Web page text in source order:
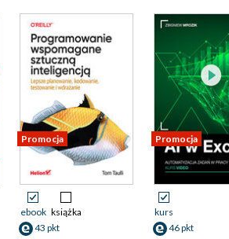
Promocja
ebook książka
43 pkt
Promocja
kurs
46 pkt